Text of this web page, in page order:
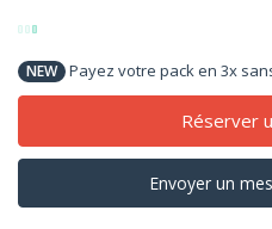
NEW Payez votre pack en 3x
Réserver
Envoyer un